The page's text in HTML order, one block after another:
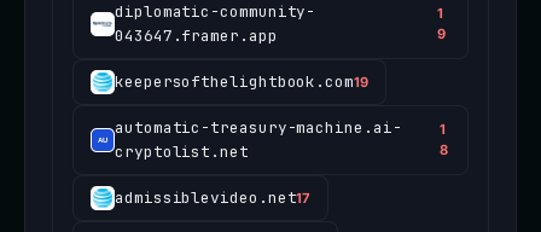
diplomatic-community-
043647.framer.app
1
9
keepersofthelightbook.com19
automatic-treasury-machine.ai-
cryptolist.net
1
8
admissiblevideo.net17